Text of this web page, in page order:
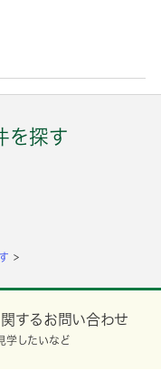
を探す
するお問い合わせ
学したいなど